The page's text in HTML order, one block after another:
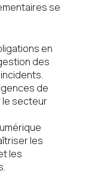
se
en
des
de
le secteur
les
les